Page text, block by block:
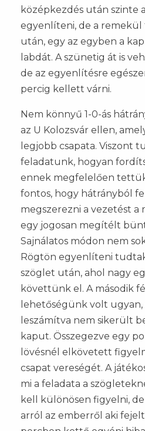
középkezdés után
egyenlíteni, de a
után, egy az egyben a
labdát. A szünetig át is
de az egyenlítésre
percig kellett várni.
Nem könnyű 1-0-ás
az U Kolozsvár ellen,
legjobb csapata. Viszont
feladatunk, hogyan
ennek megfelelően
fontos, hogy hátrányból
megszerezni a vezetést a
egy jogosan megítélt
Sajnálatos módon nem
Rögtön egyenlíteni
szöglet után, ahol nagy
követtünk el. A második
lehetőségünk volt
leszámítva nem sikerült
kaput. Összegezve egy
lövésnél elkövetett
csapat vereségét. A
mi a feladata a
kell különösen figyelni,
arról az emberről aki